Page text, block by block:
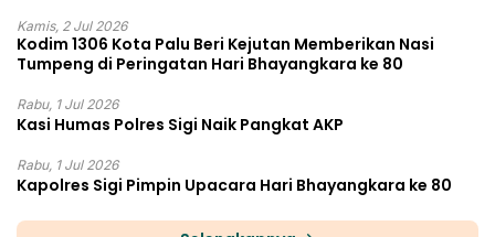
Kamis, 2 Jul 2026
Kodim 1306 Kota Palu Beri Kejutan Memberikan Nasi
Tumpeng di Peringatan Hari Bhayangkara ke 80
Rabu, 1 Jul 2026
Kasi Humas Polres Sigi Naik Pangkat AKP
Rabu, 1 Jul 2026
Kapolres Sigi Pimpin Upacara Hari Bhayangkara ke 80